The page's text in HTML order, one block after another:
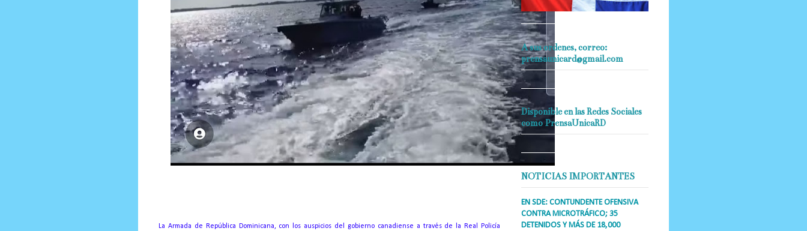
La Armada de República Dominicana, con los auspicios del gobierno canadiense a través de la Real Policía
A sus ordenes, correo:
prensaunicard@gmail.com
Disponible en las Redes Sociales
como PrensaUnicaRD
NOTICIAS IMPORTANTES
EN SDE: CONTUNDENTE OFENSIVA
CONTRA MICROTRÁFICO; 35
DETENIDOS Y MÁS DE 18,000